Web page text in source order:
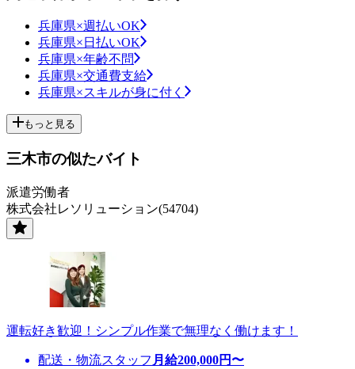
兵庫県×週払いOK
兵庫県×日払いOK
兵庫県×年齢不問
兵庫県×交通費支給
兵庫県×スキルが身に付く
もっと見る
三木市の似たバイト
派遣労働者
株式会社レソリューション(54704)
運転好き歓迎！シンプル作業で無理なく働けます！
配送・物流スタッフ 月給200,000円〜